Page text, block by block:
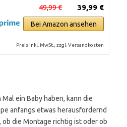
39,99 €
49,99 €
Bei Amazon ansehen
Preis inkl. MwSt., zzgl. Versandkosten
ein Baby haben, kann die
anfangs etwas herausfordernd
ob die Montage richtig ist oder ob